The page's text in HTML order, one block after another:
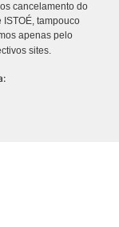
cancelamento do
tampouco
apenas pelo
sites.